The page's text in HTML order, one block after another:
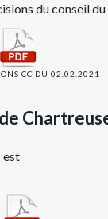
du conseil
CC DU 02.02.2021
est